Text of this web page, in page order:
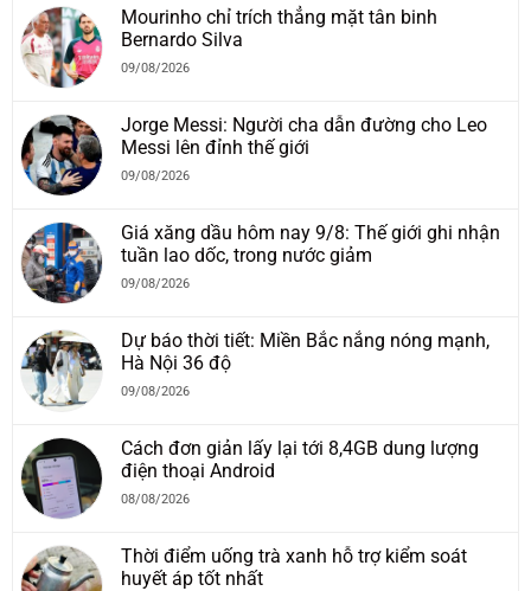
Mourinho chỉ trích thẳng mặt tân binh
Bernardo Silva
09/08/2026
Jorge Messi: Người cha dẫn đường cho Leo
Messi lên đỉnh thế giới
09/08/2026
Giá xăng dầu hôm nay 9/8: Thế giới ghi nhận
tuần lao dốc, trong nước giảm
09/08/2026
Dự báo thời tiết: Miền Bắc nắng nóng mạnh,
Hà Nội 36 độ
09/08/2026
Cách đơn giản lấy lại tới 8,4GB dung lượng
điện thoại Android
08/08/2026
Thời điểm uống trà xanh hỗ trợ kiểm soát
huyết áp tốt nhất